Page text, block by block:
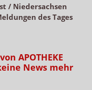
/ Niedersachsen
des Tages
APOTHEKE
News mehr